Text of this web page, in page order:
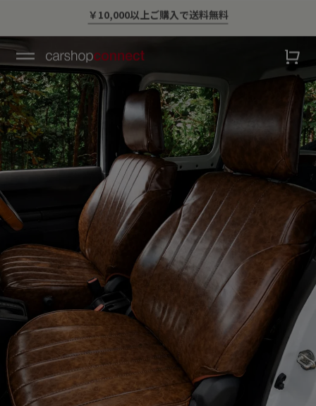
スタイリッシュに車に乗ろう。
💛ハイサマーsale💛